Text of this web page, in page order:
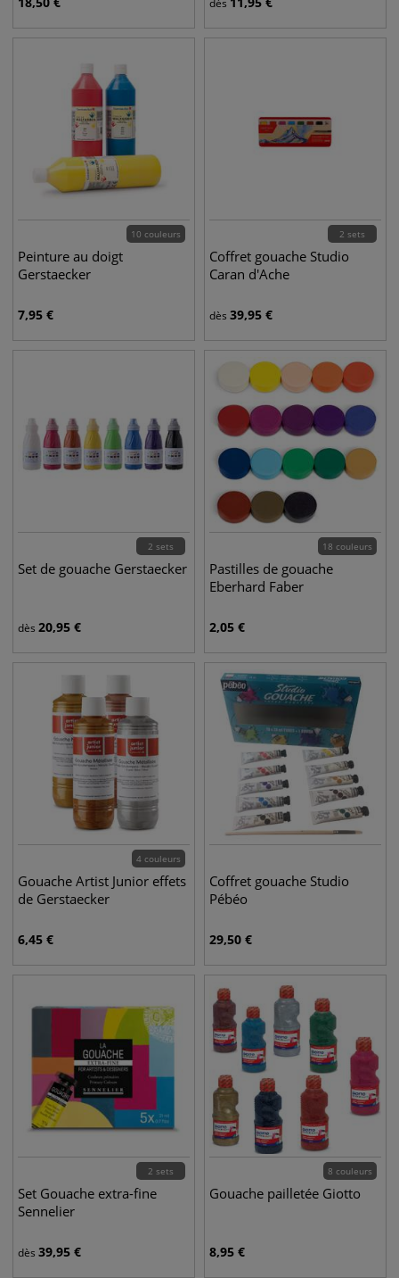
dès
10 couleurs
Peinture au doigt
Gerstaecker
7,95 €
2 sets
Coffret gouache Studio
Caran d'Ache
dès 39,95 €
2 sets
Set de gouache Gerstaecker
dès 20,95 €
18 couleurs
Pastilles de gouache
Eberhard Faber
2,05 €
4 couleurs
Gouache Artist Junior effets
de Gerstaecker
6,45 €
Coffret gouache Studio
Pébéo
29,50 €
2 sets
Set Gouache extra-fine
Sennelier
dès 39,95 €
8 couleurs
Gouache pailletée Giotto
8,95 €